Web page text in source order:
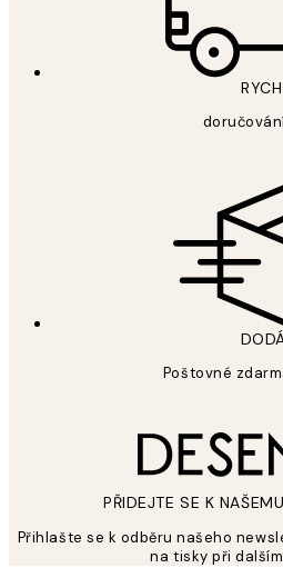
Poštovné
PŘIDEJTE SE K
Přihlašte se k odběru našeho
na tisky při